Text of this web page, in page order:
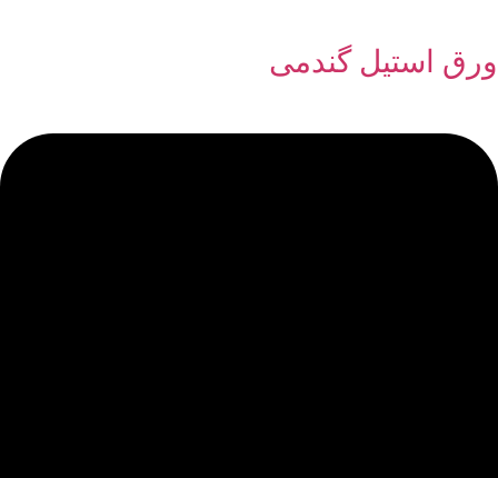
ورق استیل گندمی